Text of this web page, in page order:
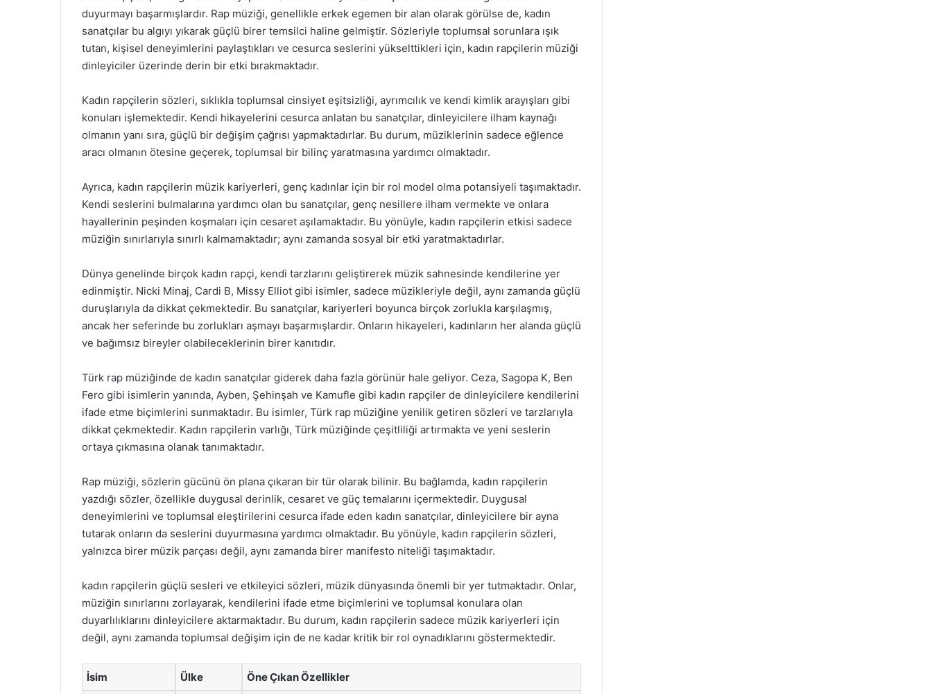
duyurmayı başarmışlardır. Rap müziği, genellikle erkek egemen bir alan olarak görülse de, kadın
sanatçılar bu algıyı yıkarak güçlü birer temsilci haline gelmiştir. Sözleriyle toplumsal sorunlara ışık
tutan, kişisel deneyimlerini paylaştıkları ve cesurca seslerini yükselttikleri için, kadın rapçilerin müziği
dinleyiciler üzerinde derin bir etki bırakmaktadır.
Kadın rapçilerin sözleri, sıklıkla toplumsal cinsiyet eşitsizliği, ayrımcılık ve kendi kimlik arayışları gibi
konuları işlemektedir. Kendi hikayelerini cesurca anlatan bu sanatçılar, dinleyicilere ilham kaynağı
olmanın yanı sıra, güçlü bir değişim çağrısı yapmaktadırlar. Bu durum, müziklerinin sadece eğlence
aracı olmanın ötesine geçerek, toplumsal bir bilinç yaratmasına yardımcı olmaktadır.
Ayrıca, kadın rapçilerin müzik kariyerleri, genç kadınlar için bir rol model olma potansiyeli taşımaktadır.
Kendi seslerini bulmalarına yardımcı olan bu sanatçılar, genç nesillere ilham vermekte ve onlara
hayallerinin peşinden koşmaları için cesaret aşılamaktadır. Bu yönüyle, kadın rapçilerin etkisi sadece
müziğin sınırlarıyla sınırlı kalmamaktadır; aynı zamanda sosyal bir etki yaratmaktadırlar.
Dünya genelinde birçok kadın rapçi, kendi tarzlarını geliştirerek müzik sahnesinde kendilerine yer
edinmiştir. Nicki Minaj, Cardi B, Missy Elliot gibi isimler, sadece müzikleriyle değil, aynı zamanda güçlü
duruşlarıyla da dikkat çekmektedir. Bu sanatçılar, kariyerleri boyunca birçok zorlukla karşılaşmış,
ancak her seferinde bu zorlukları aşmayı başarmışlardır. Onların hikayeleri, kadınların her alanda güçlü
ve bağımsız bireyler olabileceklerinin birer kanıtıdır.
Türk rap müziğinde de kadın sanatçılar giderek daha fazla görünür hale geliyor. Ceza, Sagopa K, Ben
Fero gibi isimlerin yanında, Ayben, Şehinşah ve Kamufle gibi kadın rapçiler de dinleyicilere kendilerini
ifade etme biçimlerini sunmaktadır. Bu isimler, Türk rap müziğine yenilik getiren sözleri ve tarzlarıyla
dikkat çekmektedir. Kadın rapçilerin varlığı, Türk müziğinde çeşitliliği artırmakta ve yeni seslerin
ortaya çıkmasına olanak tanımaktadır.
Rap müziği, sözlerin gücünü ön plana çıkaran bir tür olarak bilinir. Bu bağlamda, kadın rapçilerin
yazdığı sözler, özellikle duygusal derinlik, cesaret ve güç temalarını içermektedir. Duygusal
deneyimlerini ve toplumsal eleştirilerini cesurca ifade eden kadın sanatçılar, dinleyicilere bir ayna
tutarak onların da seslerini duyurmasına yardımcı olmaktadır. Bu yönüyle, kadın rapçilerin sözleri,
yalnızca birer müzik parçası değil, aynı zamanda birer manifesto niteliği taşımaktadır.
kadın rapçilerin güçlü sesleri ve etkileyici sözleri, müzik dünyasında önemli bir yer tutmaktadır. Onlar,
müziğin sınırlarını zorlayarak, kendilerini ifade etme biçimlerini ve toplumsal konulara olan
duyarlılıklarını dinleyicilere aktarmaktadır. Bu durum, kadın rapçilerin sadece müzik kariyerleri için
değil, aynı zamanda toplumsal değişim için de ne kadar kritik bir rol oynadıklarını göstermektedir.
İsim Ülke Öne Çıkan Özellikler